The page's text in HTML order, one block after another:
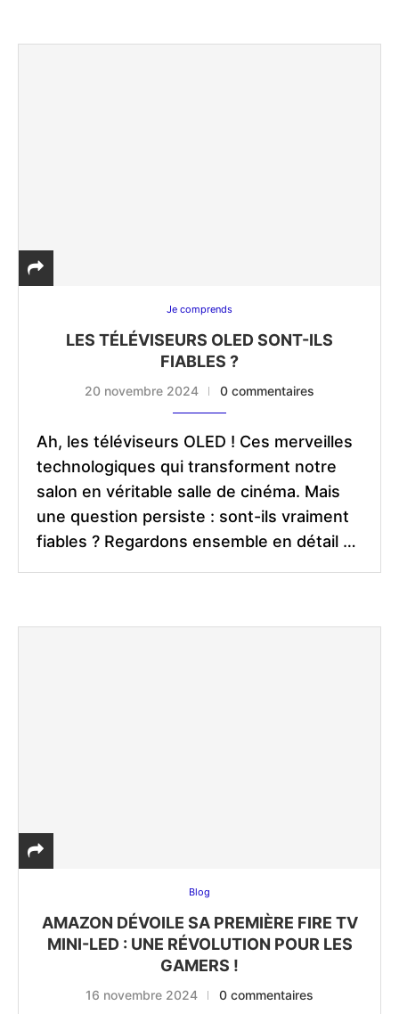
Je comprends
LES TÉLÉVISEURS OLED SONT-ILS
FIABLES ?
20 novembre 2024 0 commentaires
Ah, les téléviseurs OLED ! Ces merveilles
technologiques qui transforment notre
salon en véritable salle de cinéma. Mais
une question persiste : sont-ils vraiment
fiables ? Regardons ensemble en détail …
Blog
AMAZON DÉVOILE SA PREMIÈRE FIRE TV
MINI-LED : UNE RÉVOLUTION POUR LES
GAMERS !
16 novembre 2024 0 commentaires